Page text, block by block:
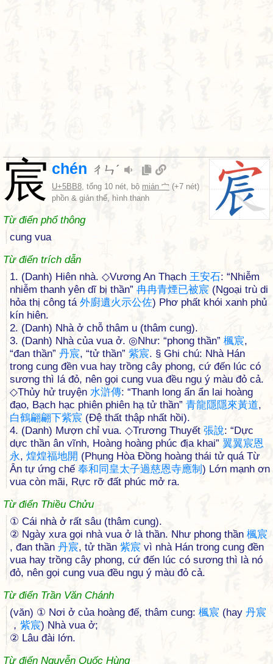
宸 chén ㄔㄣˊ
U+5BB8, tổng 10 nét, bộ mián 宀 (+7 nét)
phồn & giản thể, hình thanh
Từ điển phổ thông
cung vua
Từ điển trích dẫn
1. (Danh) Hiên nhà. ◇Vương An Thạch 王安石: “Nhiễm
nhiễm thanh yên dĩ bị thần” 冉冉青煙已被宸 (Ngoại trù di
hỏa thị công tá 外廚遺火示公佐) Phơ phất khói xanh phủ
kín hiên.
2. (Danh) Nhà ở chỗ thâm u (thâm cung).
3. (Danh) Nhà của vua ở. ◎Như: “phong thần” 楓宸,
“đan thần” 丹宸, “tử thần” 紫宸. § Ghi chú: Nhà Hán
trong cung đền vua hay trồng cây phong, cứ đến lúc có
sương thì lá đỏ, nên gọi cung vua đều ngụ ý màu đỏ cả.
◇Thủy hử truyện 水滸傳: “Thanh long ẩn ẩn lai hoàng
đạo, Bạch hạc phiên phiên hạ tử thần” 青龍隱隱來黃道,
白鶴翩翩下紫宸 (Đệ thất thập nhất hồi).
4. (Danh) Mượn chỉ vua. ◇Trương Thuyết 張說: “Dực
dực thần ân vĩnh, Hoàng hoàng phúc địa khai” 翼翼宸恩
永, 煌煌福地開 (Phụng Hòa Đồng hoàng thái tử quá Từ
Ân tự ứng chế 奉和同 皇太子過慈恩寺應制 ) Lớn mạnh ơn
vua còn mãi, Rực rỡ đất phúc mở ra.
Từ điển Thiều Chửu
① Cái nhà ở rất sâu (thâm cung).
② Ngày xưa gọi nhà vua ở là thần. Như phong thần 楓宸
, đan thần 丹宸, tử thần 紫宸 vì nhà Hán trong cung đền
vua hay trồng cây phong, cứ đến lúc có sương thì là nó
đỏ, nên gọi cung vua đều ngụ ý màu đỏ cả.
Từ điển Trần Văn Chánh
(văn) ① Nơi ở của hoàng đế, thâm cung: 楓宸 (hay 丹宸
， 紫宸) Nhà vua ở;
② Lâu đài lớn.
Từ điển Nguyễn Quốc Hùng